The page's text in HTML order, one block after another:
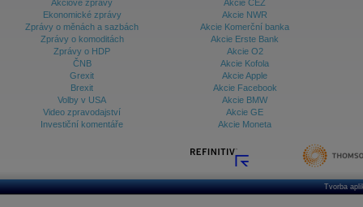
Akciové zprávy
Ekonomické zprávy
Zprávy o měnách a sazbách
Zprávy o komoditách
Zprávy o HDP
ČNB
Grexit
Brexit
Volby v USA
Video zpravodajství
Investiční komentáře
Akcie ČEZ
Akcie NWR
Akcie Komerční banka
Akcie Erste Bank
Akcie O2
Akcie Kofola
Akcie Apple
Akcie Facebook
Akcie BMW
Akcie GE
Akcie Moneta
Tvorba